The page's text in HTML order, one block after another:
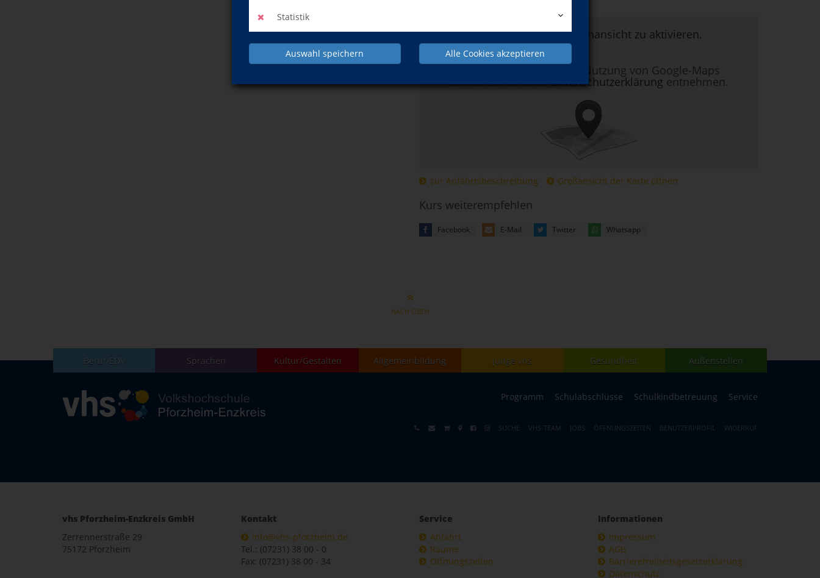
Statistik
Auswahl speichern Alle Cookies akzeptieren
Hier klicken, um Kartenansicht zu aktivieren.
Mehr Informationen zur Nutzung von Google-Maps
können Sie unsererDatenschutzerklärung entnehmen.
zur Anfahrtsbeschreibung Großansicht der Karte öffnen
Kurs weiterempfehlen
Facebook E-Mail Twitter Whatsapp
NACH OBEN
Beruf/EDV Sprachen Kultur/Gestalten Allgemeinbildung junge vhs Gesundheit Außenstellen
Programm Schulabschlüsse Schulkindbetreuung Service
SUCHE VHS-TEAM JOBS ÖFFNUNGSZEITEN BENUTZERPROFIL WIDERRUF
vhs Pforzheim-Enzkreis GmbH
Zerrennerstraße 29
75172 Pforzheim
Kontakt
info@vhs-pforzheim.de
Tel.: (07231) 38 00 - 0
Fax: (07231) 38 00 - 34
Service
Anfahrt
Räume
Öffnungszeiten
Informationen
Impressum
AGB
Barrierefreiheitsgesetzerklärung
Datenschutz